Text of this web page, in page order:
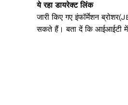
ये रहा डायरेक्ट लिंक
जारी किए गए इंफॉर्मेशन
सकते हैं। बता दें कि आईआईटी में